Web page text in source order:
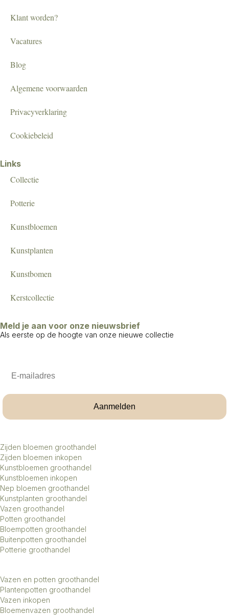
Klant worden?
Vacatures
Blog
Algemene voorwaarden
Privacyverklaring
Cookiebeleid
Links
Collectie
Potterie
Kunstbloemen
Kunstplanten
Kunstbomen
Kerstcollectie
Meld je aan voor onze nieuwsbrief
Als eerste op de hoogte van onze nieuwe collectie
Aanmelden
Zijden bloemen groothandel
Zijden bloemen inkopen
Kunstbloemen groothandel
Kunstbloemen inkopen
Nep bloemen groothandel
Kunstplanten groothandel
Vazen groothandel
Potten groothandel
Bloempotten groothandel
Buitenpotten groothandel
Potterie groothandel
Vazen en potten groothandel
Plantenpotten groothandel
Vazen inkopen
Bloemenvazen groothandel